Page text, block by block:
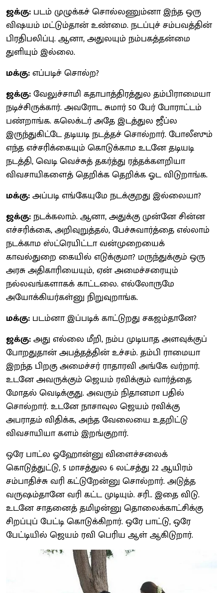
ஜக்கு: படம் முழுக்கச் சொல்லணும்னா இந்த ஒரு
விஷயம் மட்டும்தான் உண்மை. நடப்புச் சம்பவத்தின்
பிரதிபலிப்பு. ஆனா, அதுலயும் நம்பகத்தன்மை
துளியும் இல்லை.
மக்கு:எப்படிச் சொல்ற?
ஜக்கு:வேலுச்சாமி கதாபாத்திரத்துல தம்பிராமையா
நடிச்சிருக்கார். அவரோட சுமார் 50 பேர் போராட்டம்
பண்றாங்க. கலெக்டர் அதே இடத்துல ஜீப்ல
இருந்துகிட்டே தடியடி நடத்தச் சொல்றார். போலீஸும்
எந்த எச்சரிக்கையும் கொடுக்காம உடனே தடியடி
நடத்தி, வெடி வெச்சுத் தகர்த்து ரத்தக்களறியா
விவசாயிகளைத் தெறிக்க தெறிக்க ஓட விடுறாங்க.
மக்கு:அப்படி எங்கேயுமே நடக்குறது இல்லையா?
ஜக்கு:நடக்கலாம். ஆனா, அதுக்கு முன்னே சின்ன
எச்சரிக்கை, அறிவுறுத்தல், பேச்சுவார்த்தை எல்லாம்
நடக்காம ஸ்ட்ரெயிட்டா வன்முறையைக்
காவல்துறை கையில் எடுக்குமா? மருந்துக்கும் ஒரு
அரசு அதிகாரியையும், ஏன் அமைச்சரையும்
நல்லவங்களாகக் காட்டலை. எல்லோருமே
அயோக்கியர்கள்னு நிறுவுறாங்க.
மக்கு: படம்னா இப்படிக் காட்டுறது சகஜம்தானே?
ஜக்கு:அது எல்லை மீறி, நம்ப முடியாத அளவுக்குப்
போறதுதான் அபத்தத்தின் உச்சம். தம்பி ராமையா
இறந்த பிறகு அமைச்சர் ராதாரவி அங்கே வர்றார்.
உடனே அவருக்கும் ஜெயம் ரவிக்கும் வார்த்தை
மோதல் வெடிக்குது. அவரும் நிதானமா பதில்
சொல்றார். உடனே நாசாவுல ஜெயம் ரவிக்கு
அபராதம் விதிக்க, அந்த வேலையை உதறிட்டு
விவசாயியா களம் இறங்குறார்.
ஒரே பாட்ல ஓஹோன்னு விளைச்சலைக்
கொடுத்துட்டு, 5 மாசத்துல 6 லட்சத்து 22 ஆயிரம்
சம்பாதிச்சு வரி கட்டுறேன்னு சொல்றார். அடுத்த
வருஷம்தானே வரி கட்ட முடியும். சரி.. இதை விடு.
உடனே சாதனைத் தமிழன்னு தொலைக்காட்சிக்கு
சிறப்புப் பேட்டி கொடுக்கிறார். ஒரே பாட்டு, ஒரே
பேட்டியில் ஜெயம் ரவி பெரிய ஆள் ஆகிடுறார்.